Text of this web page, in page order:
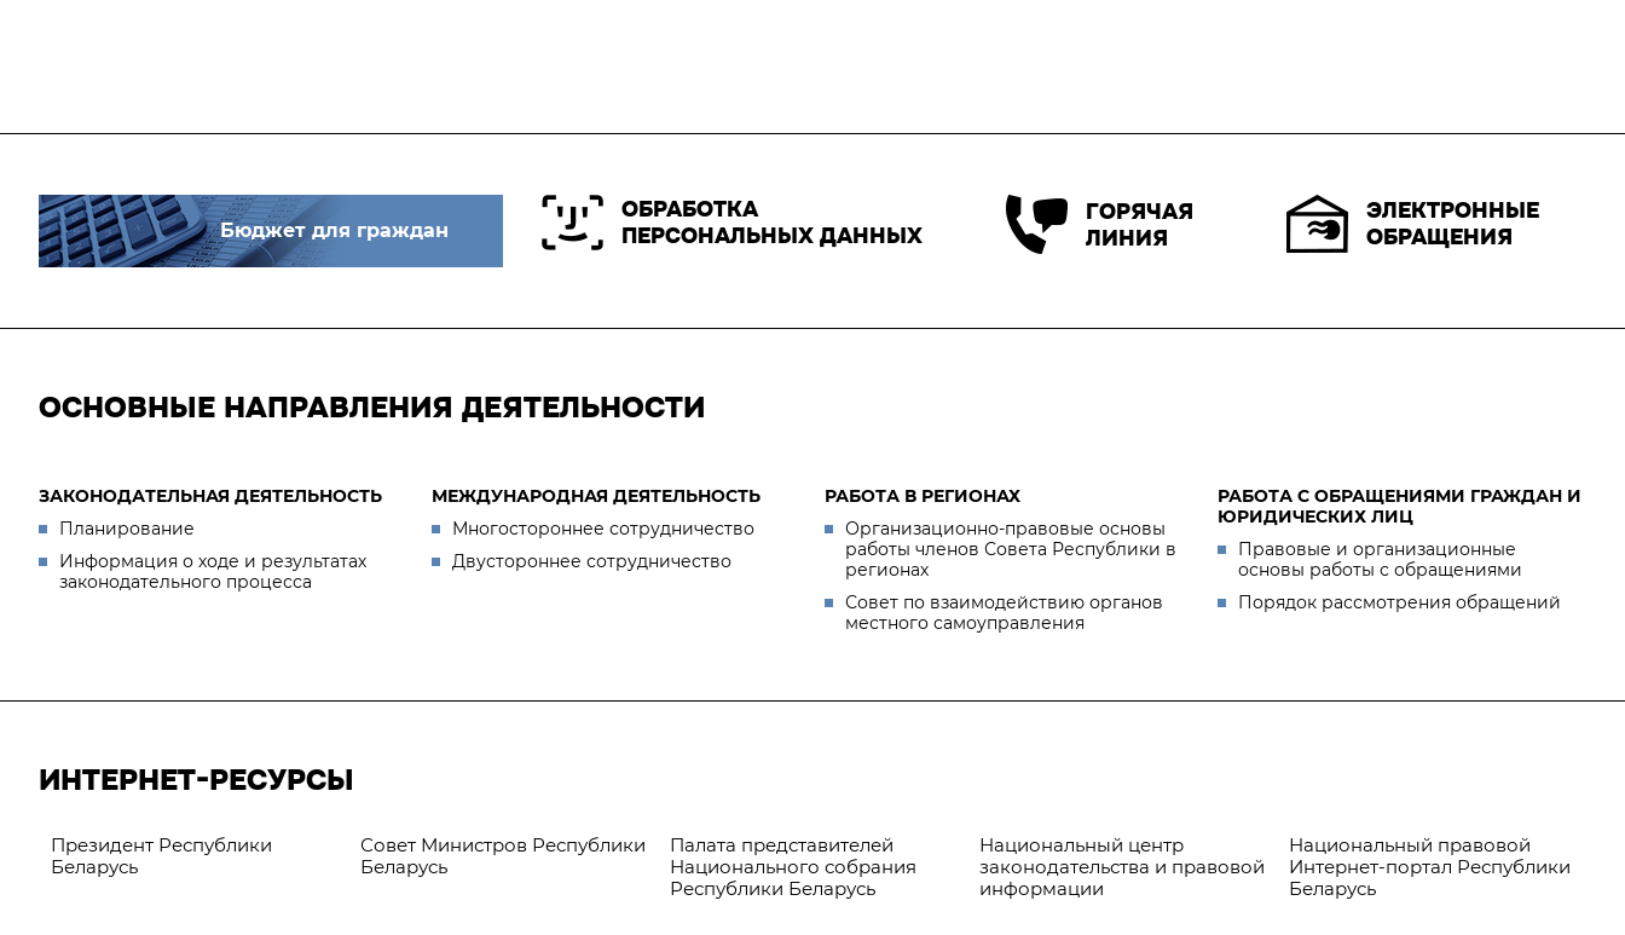
Бюджет для граждан
ОБРАБОТКА
ПЕРСОНАЛЬНЫХ ДАННЫХ
ГОРЯЧАЯ
ЛИНИЯ
ЭЛЕКТРОННЫЕ
ОБРАЩЕНИЯ
ОСНОВНЫЕ НАПРАВЛЕНИЯ ДЕЯТЕЛЬНОСТИ
ЗАКОНОДАТЕЛЬНАЯ ДЕЯТЕЛЬНОСТЬ
Планирование
Информация о ходе и результатах
законодательного процесса
МЕЖДУНАРОДНАЯ ДЕЯТЕЛЬНОСТЬ
Многостороннее сотрудничество
Двустороннее сотрудничество
РАБОТА В РЕГИОНАХ
Организационно-правовые основы
работы членов Совета Республики в
регионах
Совет по взаимодействию органов
местного самоуправления
РАБОТА С ОБРАЩЕНИЯМИ ГРАЖДАН И
ЮРИДИЧЕСКИХ ЛИЦ
Правовые и организационные
основы работы с обращениями
Порядок рассмотрения обращений
ИНТЕРНЕТ-РЕСУРСЫ
Президент Республики
Беларусь
Совет Министров Республики
Беларусь
Палата представителей
Национального собрания
Республики Беларусь
Национальный центр
законодательства и правовой
информации
Национальный правовой
Интернет-портал Республики
Беларусь